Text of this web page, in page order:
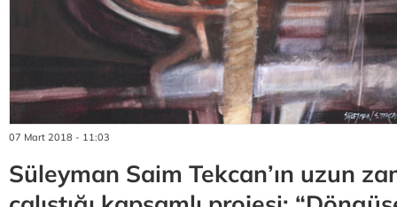
07 Mart 2018 - 11:03
Süleyman Saim Tekcan’ın uzun